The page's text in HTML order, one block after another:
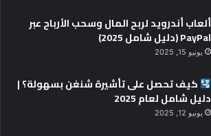
ألعاب أندرويد لربح المال وسحب الأرباح عبر
PayPal (دليل شامل 2025)
يونيو 15, 2025
كيف تحصل على تأشيرة شنغن بسهولة؟ |
دليل شامل لعام 2025
يونيو 12, 2025